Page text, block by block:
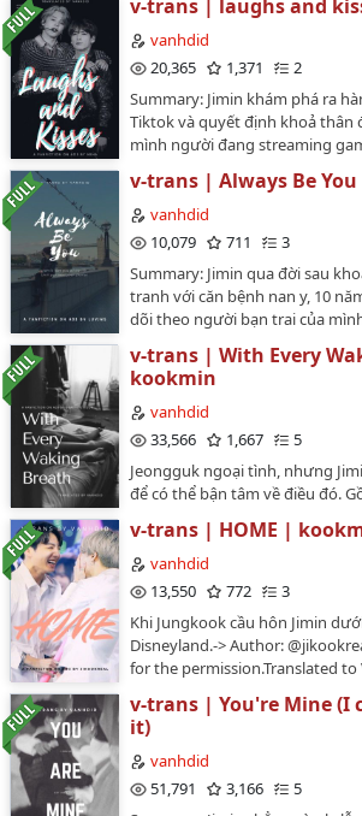
mà Jimin vô ý quên khoá lại sau
@deathbyjikook on
vanhdid. The translation has
check it out! 🚫Vui lòng không
…
v-trans | laughs and
vanhdid
20,365
1,371
2
Summary: Jimin khám phá ra
Tiktok và quyết định khoả thân
mình người đang streaming
I've put all the original links of
at the intro, please check it out!
Vietnamese by @vanhdid. The
ra nơi khác.…
v-trans | Always Be
vanhdid
10,079
711
3
Summary: Jimin qua đời sau
tranh với căn bệnh nan y, 10
dõi theo người bạn trai của
to love you all my lifeUntil you
Author: @luvsjm on AO3The
authorized by the
vanhdid. I've put all the original
khác.…
v-trans | With Every
kookmin
vanhdid
33,566
1,667
5
Jeongguk ngoại tình, nhưng
để có thể bận tâm về điều đó.
Waiting) - Phần 3: This Is Me
Never ComesAll credits belong
AO3. I've put all the original
translation has been authorized
lòng không copy/mang ra nơi
v-trans | HOME |
vanhdid
13,550
772
3
Khi Jungkook cầu hôn Jimin
Disneyland.-> Author:
for the permission.Translated to
please check it out! 🚫Vui lòng
nơi khác.…
v-trans | You're Mine (I
it)
vanhdid
51,791
3,166
5